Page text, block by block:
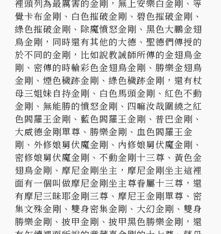
裡頭列為最厲害的金剛，無上安樂白金剛、 等
覺卡布金剛、白色摧破金剛、碧色摧破金剛、
綠色摧破金剛、 除魔憤怒金剛、黑色大鵬金翅
鳥金剛，同時還有其他的大德、 聖德們傳授的
於不同的金剛，比如說教誡師所傳的金翅鳥金
剛、 密傳的時輪彩色金翅鳥金剛、勝樂金翅鳥
金剛、煙色穢跡金剛、 綠色穢跡金剛，還有杖
母三姐妹自持金剛、白色馬頭金剛、 紅色不動
金剛、無能勝的憤怒金剛、 四嘛汝哉圍繞之紅
色閻羅王金剛、藍色閻羅王金剛、普巴金剛、
大威德金剛單尊、勝樂金剛、血色閻羅王金
剛、外修娘舅伏魔金剛、 內修娘舅伏魔金剛、
密修娘舅伏魔金剛、不動金剛十三尊、 黃色金
翅鳥金剛、摩尼金剛坐主， 摩尼金剛坐主這裡
面有一個叫做摩尼金剛坐主尊眷屬十三尊， 還
有摩尼三昧耶金剛三尊、摩尼王金剛單尊、密
集文殊金剛、 雙身密集金剛、大幻金剛、雙身
勝樂金剛、披甲金剛、 披甲黑色勝樂金剛，還